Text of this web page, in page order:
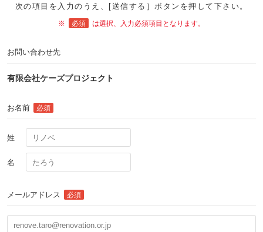
次の項目を入力のうえ、[送信する］ボタンを押して下さい。
※ 必須 は選択、入力必須項目となります。
お問い合わせ先
有限会社ケーズプロジェクト
お名前 必須
姓
名
メールアドレス 必須